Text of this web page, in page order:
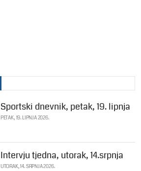
Sportski dnevnik, petak, 19. lipnja
PETAK, 19. LIPNJA 2026.
Intervju tjedna, utorak, 14.srpnja
UTORAK, 14. SRPNJA 2026.